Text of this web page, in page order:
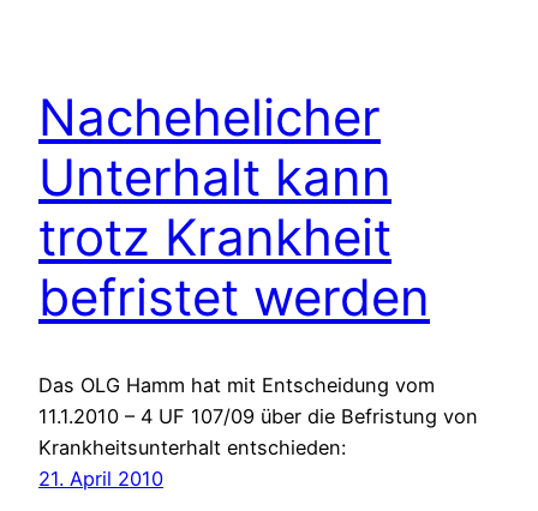
Nachehelicher
Unterhalt kann
trotz Krankheit
befristet werden
Das OLG Hamm hat mit Entscheidung vom
11.1.2010 – 4 UF 107/09 über die Befristung von
Krankheitsunterhalt entschieden:
21. April 2010